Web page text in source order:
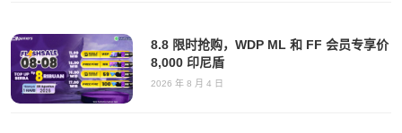
8.8 限时抢购，WDP ML 和 FF 会员专享价
8,000 印尼盾
2026 年 8 月 4 日